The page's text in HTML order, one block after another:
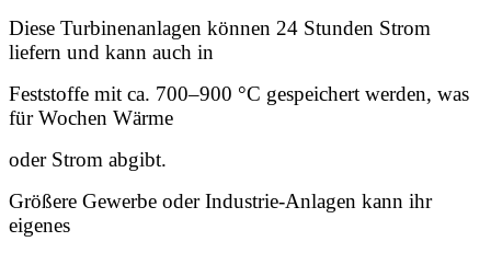
Diese Turbinenanlagen können 24 Stunden Strom
liefern und kann auch in
Feststoffe mit ca. 700–900 °C gespeichert werden, was
für Wochen Wärme
oder Strom abgibt.
Größere Gewerbe oder Industrie-Anlagen kann ihr
eigenes